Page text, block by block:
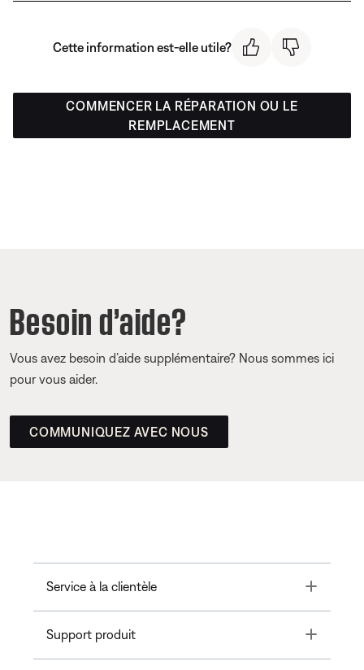
Cette information est-elle utile?
COMMENCER LA RÉPARATION OU LE
REMPLACEMENT
Besoin d’aide?
Vous avez besoin d’aide supplémentaire? Nous sommes ici
pour vous aider.
COMMUNIQUEZ AVEC NOUS
Service à la clientèle Toggle
Support produit Toggle